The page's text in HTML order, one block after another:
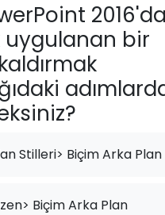
bir
Stilleri> Biçim Arka Plan
Biçim Arka Plan